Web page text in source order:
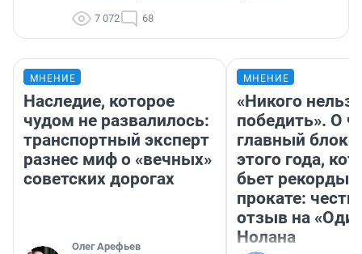
7 072 68
МНЕНИЕ
Наследие, которое
чудом не развалилось:
транспортный эксперт
разнес миф о «вечных»
советских дорогах
Олег Арефьев
МНЕНИЕ
«Никого нельзя
победить». О
главный
этого года,
бьет рекорды в
прокате:
отзыв на
Нолана